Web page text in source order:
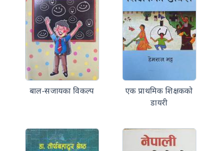
बाल-सजायका विकल्प
एक प्राथमिक शिक्षकको
डायरी